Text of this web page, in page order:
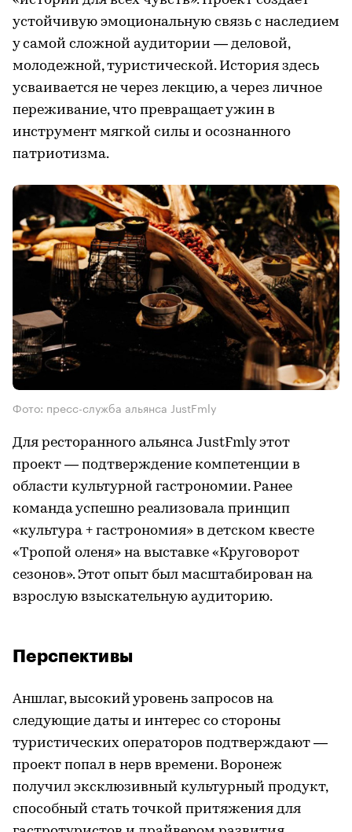
устойчивую эмоциональную связь с наследием
у самой сложной аудитории — деловой,
молодежной, туристической. История здесь
усваивается не через лекцию, а через личное
переживание, что превращает ужин в
инструмент мягкой силы и осознанного
патриотизма.
Фото: пресс-служба альянса JustFmly
Для ресторанного альянса JustFmly этот
проект — подтверждение компетенции в
области культурной гастрономии. Ранее
команда успешно реализовала принцип
«культура + гастрономия» в детском квесте
«Тропой оленя» на выставке «Круговорот
сезонов». Этот опыт был масштабирован на
взрослую взыскательную аудиторию.
Перспективы
Аншлаг, высокий уровень запросов на
следующие даты и интерес со стороны
туристических операторов подтверждают —
проект попал в нерв времени. Воронеж
получил эксклюзивный культурный продукт,
способный стать точкой притяжения для